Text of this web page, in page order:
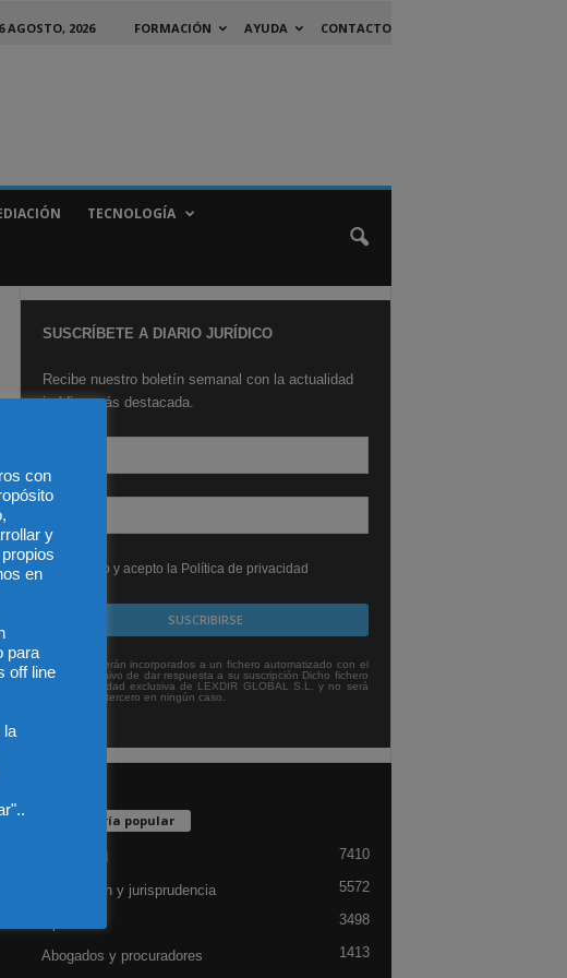
AGOSTO, 2026 FORMACIÓN AYUDA CONTACTO
TECNOLOGÍA
SUSCRÍBETE A DIARIO JURÍDICO
Recibe nuestro boletín semanal con la actualidad
jurídica más destacada.
He leído y acepto la Política de privacidad
Sus datos serán incorporados a un fichero automatizado con el
objeto exclusivo de dar respuesta a su suscripción Dicho fichero
es de titularidad exclusiva de LEXDIR GLOBAL S.L. y no será
cedido a un tercero en ningún caso.
Categoría popular
7410
Legislación y jurisprudencia 5572
3498
Abogados y procuradores
1413
con
y
en
para
off line
la